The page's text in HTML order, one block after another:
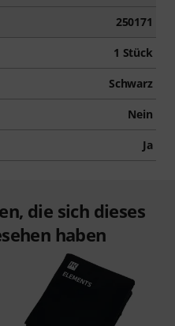
250171
1 Stück
Schwarz
Nein
Ja
die sich dieses
haben